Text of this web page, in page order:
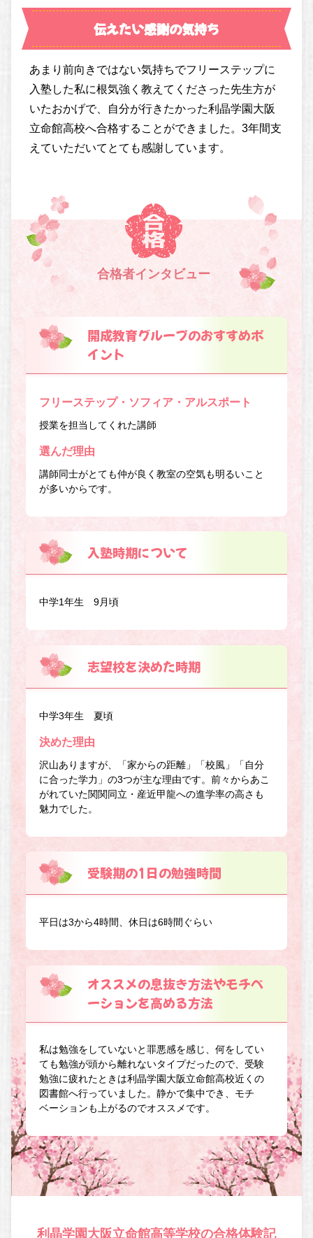
伝えたい感謝の気持ち
あまり前向きではない気持ちでフリーステップに
入塾した私に根気強く教えてくださった先生方が
いたおかげで、自分が行きたかった利晶学園大阪
立命館高校へ合格することができました。3年間支
えていただいてとても感謝しています。
合格者インタビュー
開成教育グループのおすすめポ
イント
フリーステップ・ソフィア・アルスポート
授業を担当してくれた講師
選んだ理由
講師同士がとても仲が良く教室の空気も明るいこと
が多いからです。
入塾時期について
中学1年生 9月頃
志望校を決めた時期
中学3年生 夏頃
決めた理由
沢山ありますが、「家からの距離」「校風」「自分
に合った学力」の3つが主な理由です。前々からあこ
がれていた関関同立・産近甲龍への進学率の高さも
魅力でした。
受験期の1日の勉強時間
平日は3から4時間、休日は6時間ぐらい
オススメの息抜き方法やモチベ
ーションを高める方法
私は勉強をしていないと罪悪感を感じ、何をしてい
ても勉強が頭から離れないタイプだったので、受験
勉強に疲れたときは利晶学園大阪立命館高校近くの
図書館へ行っていました。静かで集中でき、モチ
ベーションも上がるのでオススメです。
利晶学園大阪立命館高等学校の合格体験記